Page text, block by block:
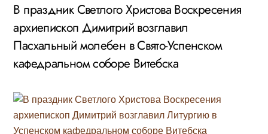
В праздник Светлого Христова Воскресения
архиепископ Димитрий возглавил
Пасхальный молебен в Свято-Успенском
кафедральном соборе Витебска